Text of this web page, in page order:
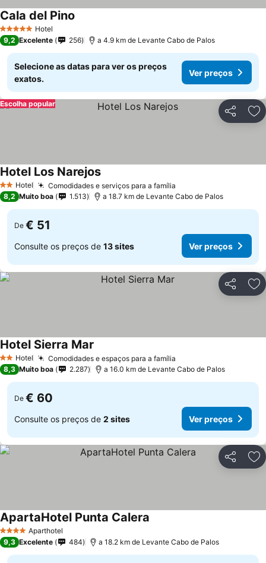
5 Estrelas Hotel
Cala del Pino
9,2 Excelente 256 a 4.9 km de Levante Cabo de Palos
Selecione as datas para ver os preços
exatos.
Ver preços
Partilhar
Escolha popular
2 Estrelas
Hotel Comodidades e serviços para a família
Hotel Los NarejosVer preços
8,2 Muito boa 1.513 a 18.7 km de Levante Cabo de Palos
De € 51
Consulte os preços de 13 sites Ver preços
Partilhar
2 Estrelas
Hotel Comodidades e espaços para a família
Hotel Sierra Mar
8,3 Muito boa 2.287 a 16.0 km de Levante Cabo de Palos
De € 60
Consulte os preços de 2 sites Ver preços
Partilhar
4 EstrelasAparthotel
ApartaHotel Punta Calera
9,3 Excelente 484 a 18.2 km de Levante Cabo de Palos